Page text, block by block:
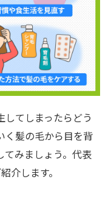
てしまったらどう
く髪の毛から目を背
てみましょう。代表
介します。